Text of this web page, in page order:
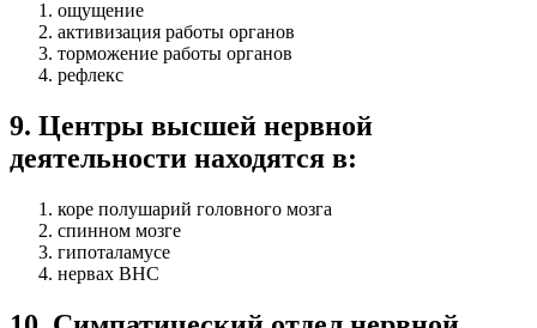
ощущение
активизация работы органов
торможение работы органов
рефлекс
9. Центры высшей нервной
деятельности находятся в:
коре полушарий головного мозга
спинном мозге
гипоталамусе
нервах ВНС